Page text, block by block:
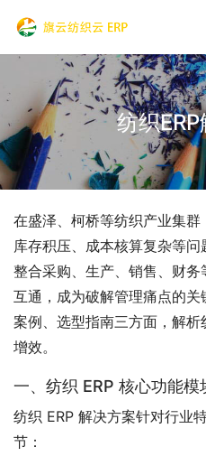
纺织
在盛泽、柯桥等纺织产业集群
库存积压、成本核算复杂等
整合采购、生产、销售、财
互通，成为破解管理痛点的
案例、选型指南三方面，解
增效。
一、纺织 ERP 核心功能
纺织 ERP 解决方案针对行业
节：